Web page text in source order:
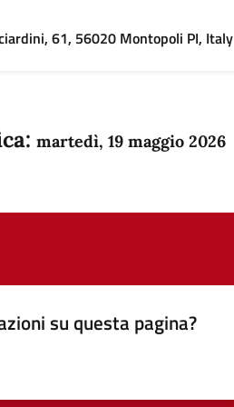
61, 56020 Montopoli PI, Italy
martedì, 19 maggio 2026
su questa pagina?